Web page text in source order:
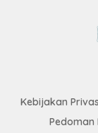
Kebijakan
Pedoman